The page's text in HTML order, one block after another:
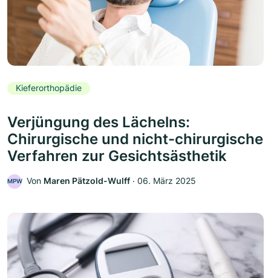
Kieferorthopädie
Verjüngung des Lächelns:
Chirurgische und nicht-chirurgische
Verfahren zur Gesichtsästhetik
MPW Von Maren Pätzold-Wulff ‧ 06. März 2025